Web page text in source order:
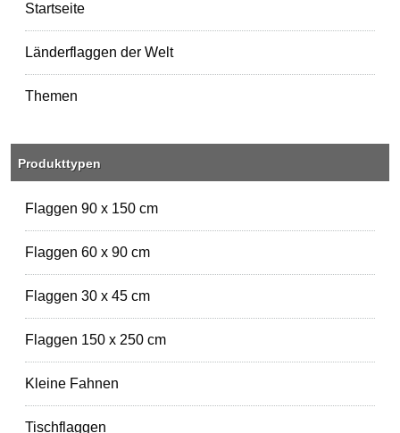
Startseite
Länderflaggen der Welt
Themen
Produkttypen
Flaggen 90 x 150 cm
Flaggen 60 x 90 cm
Flaggen 30 x 45 cm
Flaggen 150 x 250 cm
Kleine Fahnen
Tischflaggen